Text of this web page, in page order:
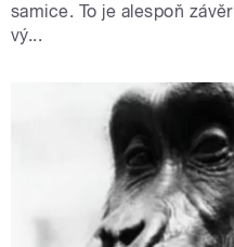
samice. To je alespoň
vý...